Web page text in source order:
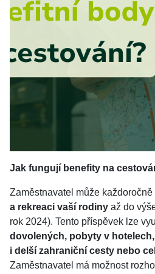
Jak fungují benefity na
Zaměstnavatel může
a rekreaci vaší rodiny až do
rok 2024). Tento příspěvek lze
dovolených, pobyty v
i delší zahraniční cesty nebo
Zaměstnavatel má možnost